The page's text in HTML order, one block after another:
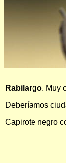
Rabilargo. Muy
Deberíamos
Capirote negro